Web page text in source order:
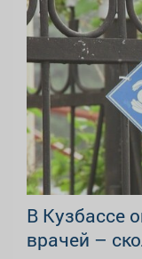
В Кузбассе
врачей –